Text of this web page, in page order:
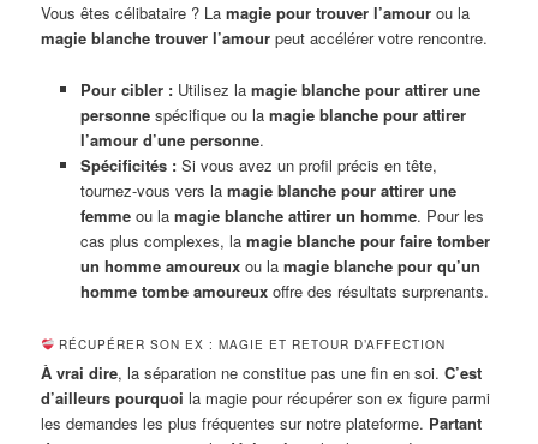
Vous êtes célibataire ? Lamagie pour trouver l’amour ou la
magie blanche trouver l’amour peut accélérer votre rencontre.
Pour cibler :Utilisez la magie blanche pour attirer une
personnespécifique ou la magie blanche pour attirer
l’amour d’une personne.
Spécificités :Si vous avez un profil précis en tête,
tournez-vous vers la magie blanche pour attirer une
femmeou la magie blanche attirer un homme. Pour les
cas plus complexes, la magie blanche pour faire tomber
un homme amoureuxou la magie blanche pour qu’un
homme tombe amoureuxoffre des résultats surprenants.
RÉCUPÉRER SON EX : MAGIE ET RETOUR D’AFFECTION
À vrai dire, la séparation ne constitue pas une fin en soi.C’est
d’ailleurs pourquoi la magie pour récupérer son ex figure parmi
les demandes les plus fréquentes sur notre plateforme. Partant